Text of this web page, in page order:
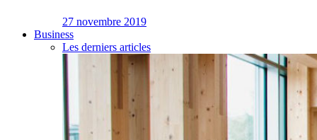
27 novembre 2019
Business
Les derniers articles